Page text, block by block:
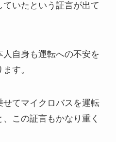
いたという証言が出て
自身も運転への不安を
す。
てマイクロバスを運転
この証言もかなり重く